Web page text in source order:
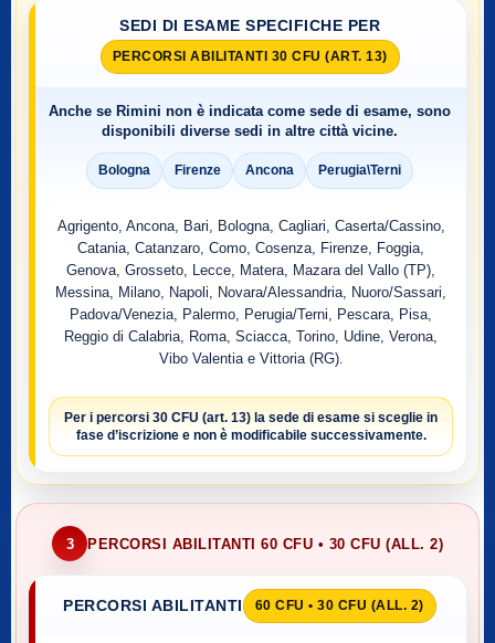
SEDI DI ESAME SPECIFICHE PER
PERCORSI ABILITANTI 30 CFU (ART. 13)
Anche se Rimini non è indicata come sede di esame, sono
disponibili diverse sedi in altre città vicine.
Bologna Firenze Ancona Perugia\Terni
Agrigento, Ancona, Bari, Bologna, Cagliari, Caserta/Cassino,
Catania, Catanzaro, Como, Cosenza, Firenze, Foggia,
Genova, Grosseto, Lecce, Matera, Mazara del Vallo (TP),
Messina, Milano, Napoli, Novara/Alessandria, Nuoro/Sassari,
Padova/Venezia, Palermo, Perugia/Terni, Pescara, Pisa,
Reggio di Calabria, Roma, Sciacca, Torino, Udine, Verona,
Vibo Valentia e Vittoria (RG).
Per i percorsi 30 CFU (art. 13) la sede di esame si sceglie in
fase d’iscrizionee non è modificabile successivamente.
3 PERCORSI ABILITANTI 60 CFU • 30 CFU (ALL. 2)
PERCORSI ABILITANTI 60 CFU • 30 CFU (ALL. 2)